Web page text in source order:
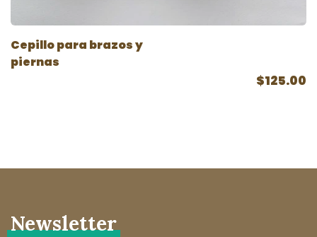
Cepillo para brazos y
piernas
$125.00
Newsletter